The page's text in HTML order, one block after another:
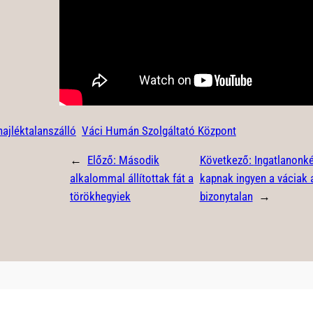
Váci Humán Szolgáltató Központ
← Előző: Második
alkalommal állítottak fát a
törökhegyiek
Következő:
kapnak ingyen a váciak
bizonytalan →